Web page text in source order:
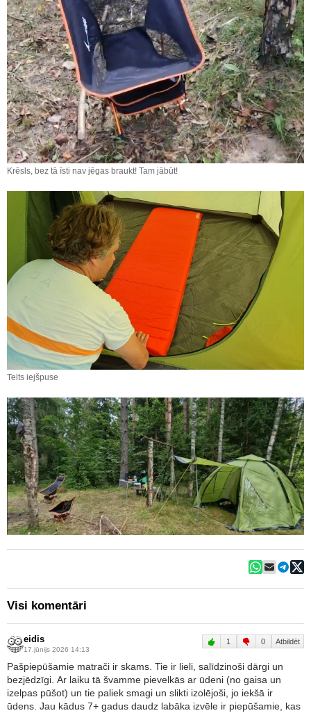
Krēsls, bez tā īsti nav jēgas braukt! Tam jābūt!
Telts iejšpuse
Visi komentāri
eidis
17.jūnijs 2026 14:13
1 0 Atbildēt
Pašpiepūšamie matrači ir skams. Tie ir lieli, salīdzinoši dārgi un
bezjēdzīgi. Ar laiku tā švamme pievelkās ar ūdeni (no gaisa un
izelpas pūšot) un tie paliek smagi un slikti izolējoši, jo iekšā ir
ūdens. Jau kādus 7+ gadus daudz labāka izvēle ir piepūšamie, kas